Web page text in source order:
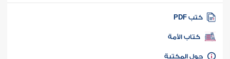
كتب PDF
كتاب الأمة